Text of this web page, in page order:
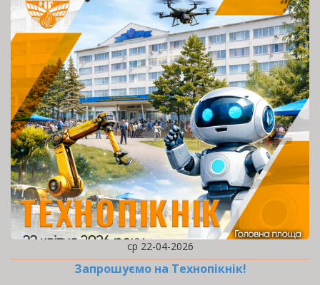
ср 22-04-2026
Запрошуємо на Технопікнік!